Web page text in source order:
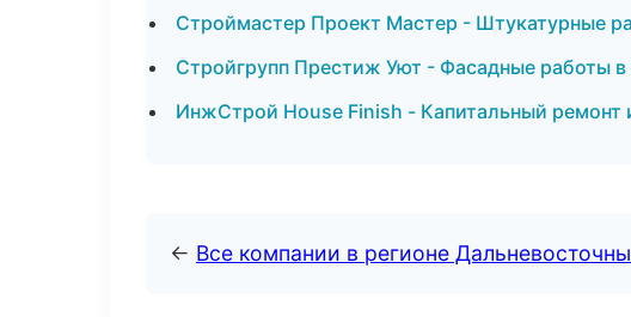
Строймастер Проект Мастер - Штукатурные
Стройгрупп Престиж Уют - Фасадные работы в
ИнжСтрой House Finish - Капитальный ремонт
← Все компании в регионе